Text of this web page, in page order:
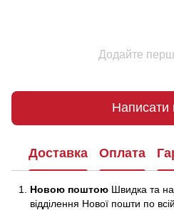
Додайте
Написати
Доставка Оплата
Новою поштою Швидка та
відділення Нової пошти по